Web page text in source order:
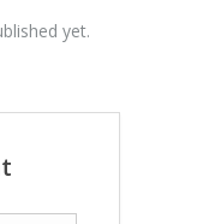
yet.